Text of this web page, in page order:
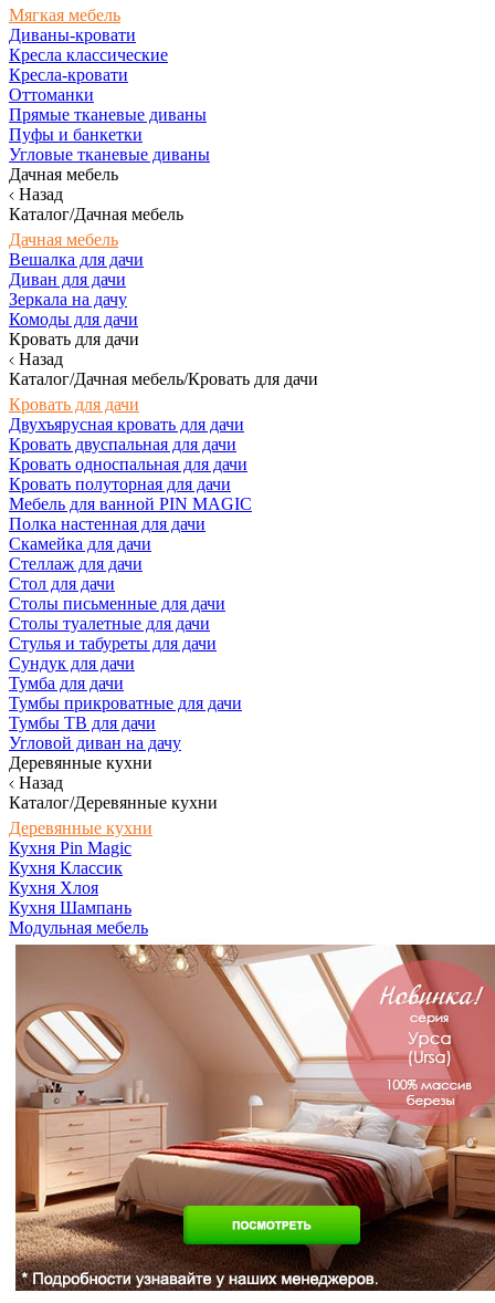
Мягкая мебель
Диваны-кровати
Кресла классические
Кресла-кровати
Оттоманки
Прямые тканевые диваны
Пуфы и банкетки
Угловые тканевые диваны
Дачная мебель
Назад
Каталог/Дачная мебель
Дачная мебель
Вешалка для дачи
Диван для дачи
Зеркала на дачу
Комоды для дачи
Кровать для дачи
Назад
Каталог/Дачная мебель/Кровать для дачи
Кровать для дачи
Двухъярусная кровать для дачи
Кровать двуспальная для дачи
Кровать односпальная для дачи
Кровать полуторная для дачи
Мебель для ванной PIN MAGIC
Полка настенная для дачи
Скамейка для дачи
Стеллаж для дачи
Стол для дачи
Столы письменные для дачи
Столы туалетные для дачи
Стулья и табуреты для дачи
Сундук для дачи
Тумба для дачи
Тумбы прикроватные для дачи
Тумбы ТВ для дачи
Угловой диван на дачу
Деревянные кухни
Назад
Каталог/Деревянные кухни
Деревянные кухни
Кухня Pin Magic
Кухня Классик
Кухня Хлоя
Кухня Шампань
Модульная мебель